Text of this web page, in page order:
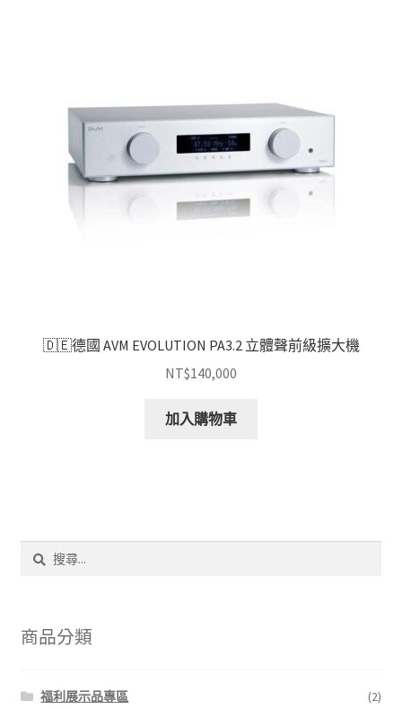
🇩🇪德國 AVM EVOLUTION PA3.2 立體聲前級擴大機
NT$140,000
加入購物車
字:
商品分類
福利展示品專區
(2)